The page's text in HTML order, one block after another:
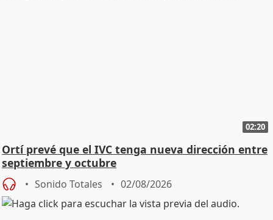
02:20
Ortí prevé que el IVC tenga nueva dirección entre
septiembre y octubre
Sonido Totales 02/08/2026